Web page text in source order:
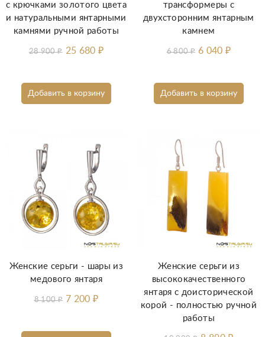
Добавить в корзину
с крючками золотого цвета
и натуральными янтарными
камнями ручной работы
28 900₽ 25 680 ₽
Добавить в корзину
трансформеры с
двухсторонним янтарным
камнем
6 800₽ 6 040₽
Женские серьги - шары из
медового янтаря
8 100₽ 7 200₽
Женские серьги из
высококачественного
янтаря с доисторической
корой - полностью ручной
работы